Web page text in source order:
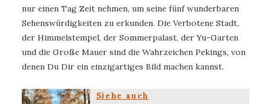
nur einen Tag Zeit nehmen, um seine fünf wunderbaren
Sehenswürdigkeiten zu erkunden. Die Verbotene Stadt,
der Himmelstempel, der Sommerpalast, der Yu-Garten
und die Große Mauer sind die Wahrzeichen Pekings, von
denen Du Dir ein einzigartiges Bild machen kannst.
Siehe auch